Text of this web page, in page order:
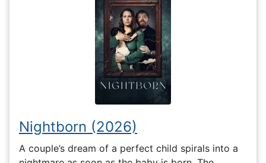
Nightborn (2026)
A couple’s dream of a perfect child spirals into a